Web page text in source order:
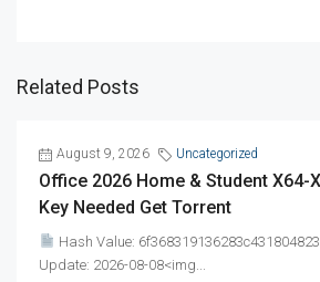
Related Posts
August 9, 2026 Uncategorized
Office 2026 Home & Student X64-
Key Needed Gеt Torrent
Hash Value:
Update: 2026-08-08<img...